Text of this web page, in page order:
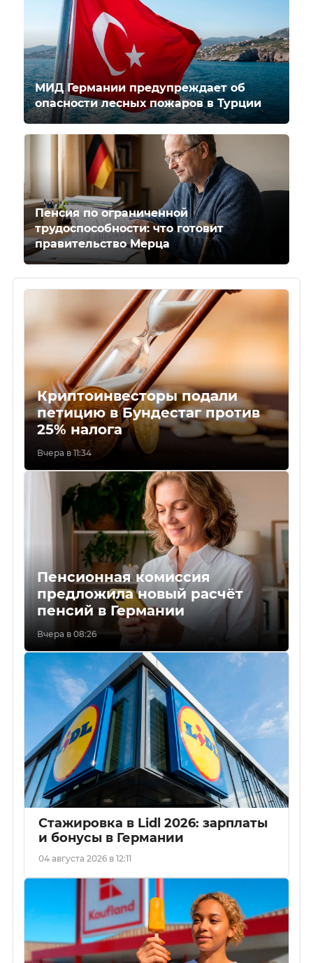
МИД Германии предупреждает об
опасности лесных пожаров в Турции
Пенсия по ограниченной
трудоспособности: что готовит
правительство Мерца
Криптоинвесторы подали
петицию в Бундестаг против
25% налога
Вчера в 11:34
Пенсионная комиссия
предложила новый расчёт
пенсий в Германии
Вчера в 08:26
Стажировка в Lidl 2026: зарплаты
и бонусы в Германии
04 августа 2026 в 12:11